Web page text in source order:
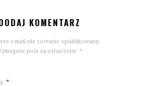
KOMENTARZ
e-mail nie zostanie opublikowany.
pola są oznaczone *
*